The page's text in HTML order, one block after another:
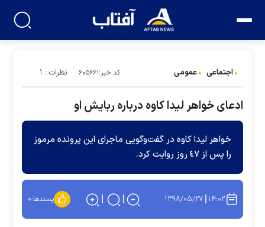
اجتماعی عمومی کد خبر:۶۰۵۶۶۱ نظرات : ۱
ادعای خواهر لیدا کاوه درباره ربایش او
خواهر لیدا کاوه در گفت‌وگویی ماجرای این پرونده ‏مرموز
را پس از ٤٧ روز روایت کرد.
۱۴:۰۲ ۱۳۹۸/۰۵/۲۷ پسندها:۰